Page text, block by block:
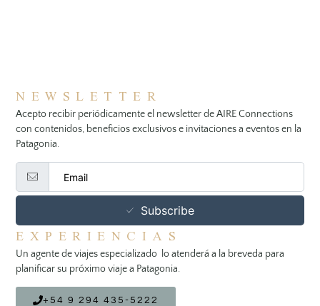
NEWSLETTER
Acepto recibir periódicamente el newsletter de AIRE Connections
con contenidos, beneficios exclusivos e invitaciones a eventos en la
Patagonia.
Subscribe
EXPERIENCIAS
Un agente de viajes especializado lo atenderá a la breveda para
planificar su próximo viaje a Patagonia.
+54 9 294 435-5222